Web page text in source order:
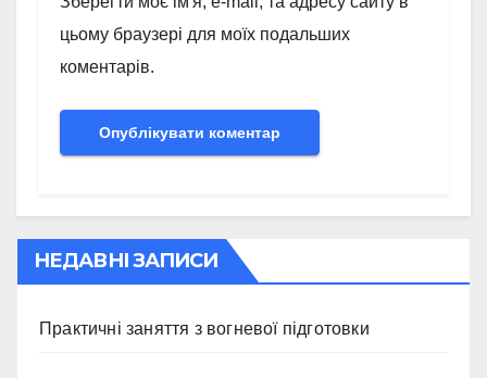
цьому браузері для моїх подальших
коментарів.
НЕДАВНІ ЗАПИСИ
Практичні заняття з вогневої підготовки